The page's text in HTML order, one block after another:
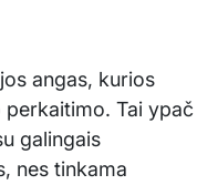
angas, kurios
Tai ypač
galingais
nes tinkama